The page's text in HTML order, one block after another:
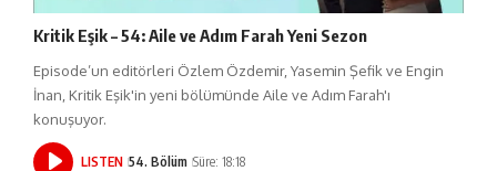
Kritik Eşik – 54: Aile ve Adım Farah Yeni Sezon
Episode’un editörleri Özlem Özdemir, Yasemin Şefik ve Engin
İnan, Kritik Eşik'in yeni bölümünde Aile ve Adım Farah'ı
konuşuyor.
LISTEN 54. Bölüm Süre: 18:18